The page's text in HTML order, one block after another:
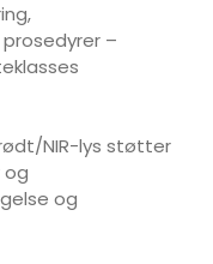
–
NIR-lys støtter
og
og